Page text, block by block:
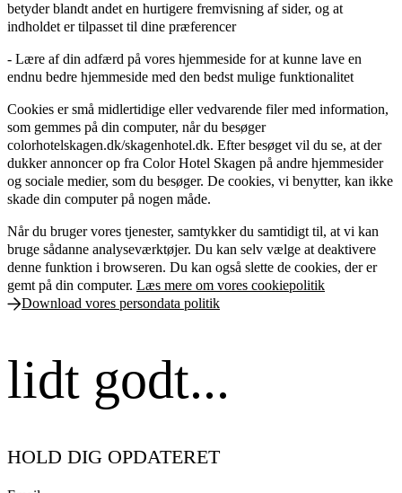
betyder blandt andet en hurtigere fremvisning af sider, og at
indholdet er tilpasset til dine præferencer
- Lære af din adfærd på vores hjemmeside for at kunne lave en
endnu bedre hjemmeside med den bedst mulige funktionalitet
Cookies er små midlertidige eller vedvarende filer med information,
som gemmes på din computer, når du besøger
colorhotelskagen.dk/skagenhotel.dk. Efter besøget vil du se, at der
dukker annoncer op fra Color Hotel Skagen på andre hjemmesider
og sociale medier, som du besøger. De cookies, vi benytter, kan ikke
skade din computer på nogen måde.
Når du bruger vores tjenester, samtykker du samtidigt til, at vi kan
bruge sådanne analyseværktøjer. Du kan selv vælge at deaktivere
denne funktion i browseren. Du kan også slette de cookies, der er
gemt på din computer. Læs mere om vores cookiepolitik
Download vores persondata politik
lidt godt...
HOLD DIG OPDATERET